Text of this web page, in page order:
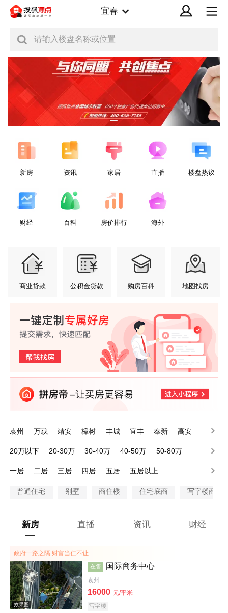
宜春
请输入楼盘名称或位置
新房 资讯 家居 直播 楼盘热议
财经 百科 房价排行 海外
商业贷款 公积金贷款 购房百科 地图找房
袁州 万载 靖安 樟树 丰城 宜丰 奉新
高安
20万以下
20-30万 30-40万 40-50万
50-80万
一居
二居 三居 四居 五居 五居以上
普通住宅 别墅 商住楼 住宅底商 写字楼商铺
新房 直播 资讯 财经
政府一路之隔 财富当仁不让
在售 国际商务中心
袁州
16000 元/平米
写字楼